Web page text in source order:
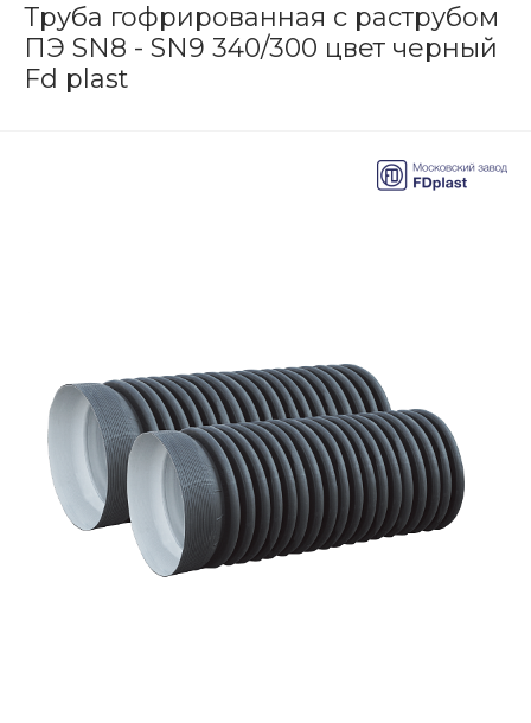
Труба гофрированная с раструбом
ПЭ SN8 - SN9 340/300 цвет черный
Fd plast